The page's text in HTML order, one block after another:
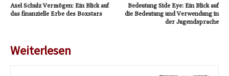
Axel Schulz Vermögen: Ein Blick auf
das finanzielle Erbe des Boxstars
Bedeutung Side Eye: Ein Blick auf
die Bedeutung und Verwendung in
der Jugendsprache
Weiterlesen